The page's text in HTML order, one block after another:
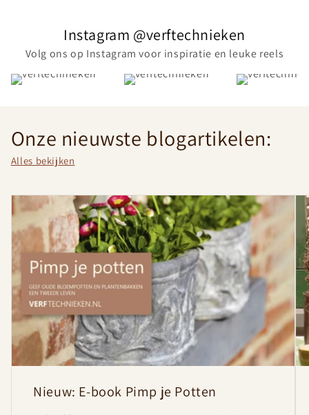
r
o
n
t
Instagram @verftechnieken
Volg ons op Instagram voor inspiratie en leuke reels
Onze nieuwste blogartikelen:
Alles bekijken
Nieuw: E-book Pimp je Potten